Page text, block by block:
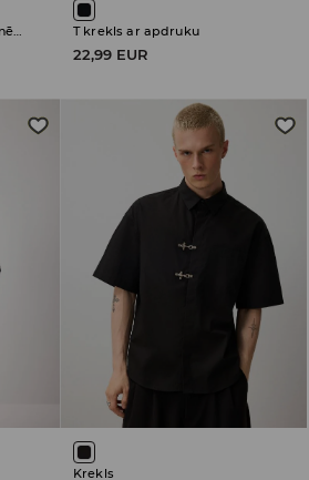
Krekliņš ar garām piedurknēm T krekls ar apdruku
22,99 EUR
Krekls